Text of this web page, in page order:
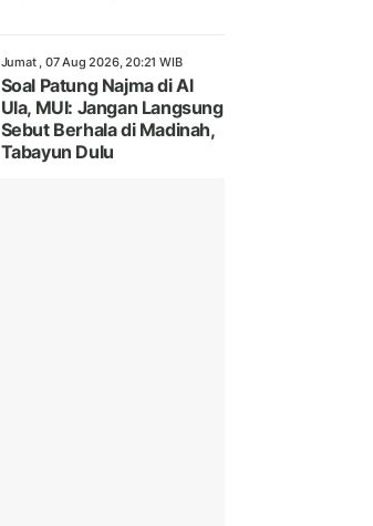
Jumat , 07 Aug 2026, 20:21 WIB
Soal Patung Najma di Al
Ula, MUI: Jangan Langsung
Sebut Berhala di Madinah,
Tabayun Dulu